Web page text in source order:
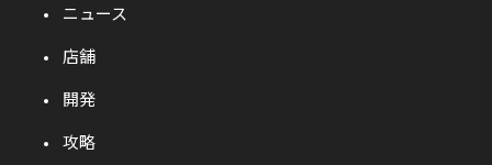
ニュース
店舗
開発
攻略